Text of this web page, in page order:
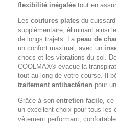
flexibilité inégalée tout en
Les coutures plates du
supplémentaire, éliminant ainsi
de longs trajets. La peau de
un confort maximal, avec un
chocs et les vibrations du sol.
COOLMAX® évacue la
tout au long de votre course. Il
traitement antibactérien pour
Grâce à son entretien facile, ce
un excellent choix pour tous les
vêtement performant,